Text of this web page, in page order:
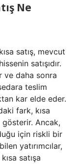
Ne
satış, mevcut
satışıdır.
ve daha sonra
teslim
kar elde eder.
fark, kısa
gösterir. Ancak,
için riskli bir
yatırımcılar,
satışa